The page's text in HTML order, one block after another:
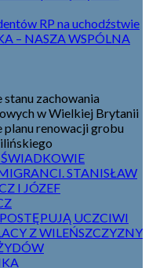
RP na uchodźstwie
– NASZA WSPÓLNA
zachowania
w Wielkiej Brytanii
planu renowacji grobu
STANISŁAW
I JÓZEF
UCZCIWI
Z WILEŃSZCZYZNY